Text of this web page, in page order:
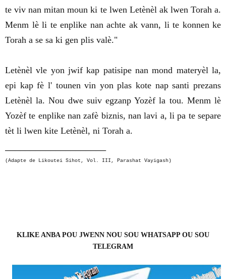
te viv nan mitan moun ki te lwen Letènèl ak lwen Torah a.
Menm lè li te enplike nan achte ak vann, li te konnen ke
Torah a se sa ki gen plis valè."
Letènèl vle yon jwif kap patisipe nan mond materyèl la,
epi kap fè l' tounen vin yon plas kote nap santi prezans
Letènèl la. Nou dwe suiv egzanp Yozèf la tou. Menm lè
Yozèf te enplike nan zafè biznis, nan lavi a, li pa te separe
tèt li lwen kite Letènèl, ni Torah a.
(Adapte de Likoutei Sihot, Vol. III, Parashat Vayigash)
KLIKE ANBA POU JWENN NOU SOU WHATSAPP OU SOU
TELEGRAM